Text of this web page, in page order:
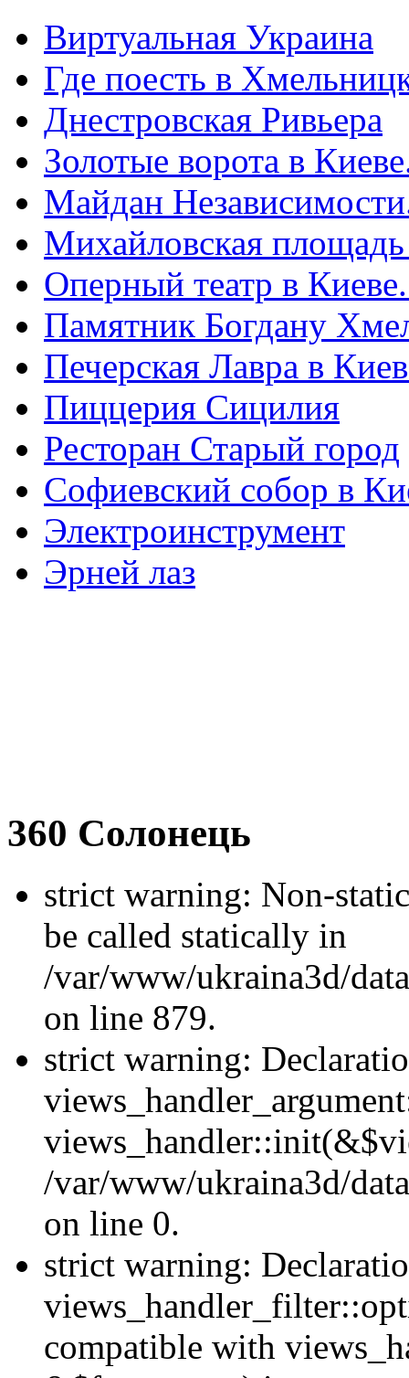
Виртуальная Украина
Где поесть в
Днестровская Ривьера
Золотые ворота в
Майдан
Михайловская
Оперный театр в
Памятник Богдану
Печерская Лавра в
Пиццерия Сицилия
Ресторан Старый город
Софиевский собор в
Электроинструмент
Эрней лаз
360 Солонець
strict warning: Non-
be called statically in
/var/www/ukraina3d/
on line 879.
strict warning:
/var/www/ukraina3d/
on line 0.
strict warning:
compatible with